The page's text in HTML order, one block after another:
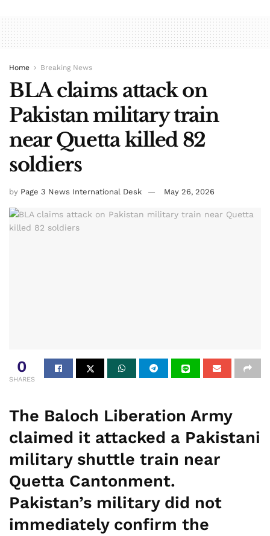
Home Breaking News
BLA claims attack on
Pakistan military train
near Quetta killed 82
soldiers
by Page 3 News International Desk May 26, 2026
0
SHARES
The Baloch Liberation Army
claimed it attacked a Pakistani
military shuttle train near
Quetta Cantonment.
Pakistan’s military did not
immediately confirm the